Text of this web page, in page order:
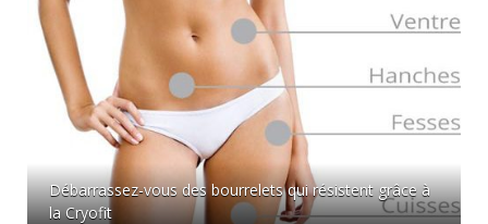
Débarrassez-vous des bourrelets qui résistent grâce à
la Cryofit